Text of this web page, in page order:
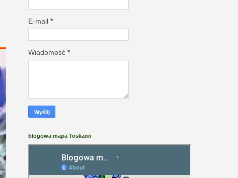
E-mail *
Wiadomość *
blogowa mapa Toskanii